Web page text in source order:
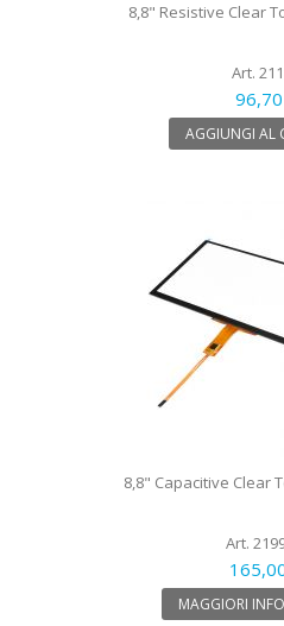
8,8" Resistive Clear
Art.
AGGIUNGI AL
8,8" Capacitive Clear
Art.
MAGGIORI